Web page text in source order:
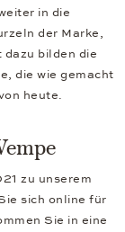
in die
der Marke,
bilden die
die wie gemacht
heute.
zu unserem
sich online für
Sie in eine